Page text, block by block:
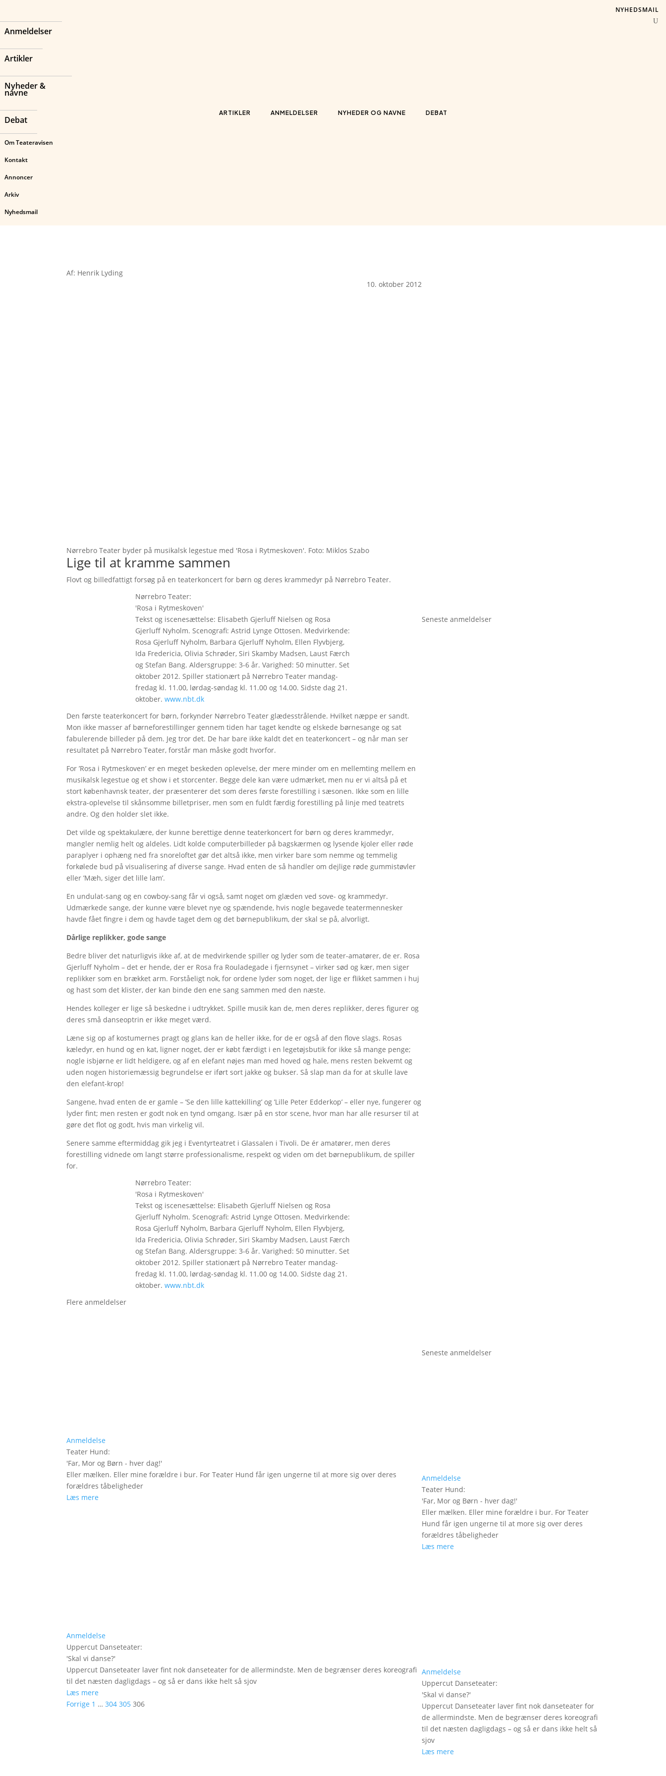
Anmeldelser
Artikler
Nyheder &
navne
Debat
Om Teateravisen
Kontakt
Annoncer
Arkiv
Nyhedsmail
ARTIKLER ANMELDELSER NYHEDER OG NAVNE DEBAT
NYHEDSMAIL
Af: Henrik Lyding
10. oktober 2012
Nørrebro Teater byder på musikalsk legestue med 'Rosa i Rytmeskoven'. Foto: Miklos Szabo
Lige til at kramme sammen
Flovt og billedfattigt forsøg på en teaterkoncert for børn og deres krammedyr på Nørrebro Teater.
Nørrebro Teater:
'Rosa i Rytmeskoven'
Tekst og iscenesættelse: Elisabeth Gjerluff Nielsen og Rosa
Gjerluff Nyholm. Scenografi: Astrid Lynge Ottosen. Medvirkende:
Rosa Gjerluff Nyholm, Barbara Gjerluff Nyholm, Ellen Flyvbjerg,
Ida Fredericia, Olivia Schrøder, Siri Skamby Madsen, Laust Færch
og Stefan Bang. Aldersgruppe: 3-6 år. Varighed: 50 minutter. Set
oktober 2012. Spiller stationært på Nørrebro Teater mandag-
fredag kl. 11.00, lørdag-søndag kl. 11.00 og 14.00. Sidste dag 21.
oktober. www.nbt.dk
Den første teaterkoncert for børn, forkynder Nørrebro Teater glædesstrålende. Hvilket næppe er sandt.
Mon ikke masser af børneforestillinger gennem tiden har taget kendte og elskede børnesange og sat
fabulerende billeder på dem. Jeg tror det. De har bare ikke kaldt det en teaterkoncert – og når man ser
resultatet på Nørrebro Teater, forstår man måske godt hvorfor.
For ’Rosa i Rytmeskoven’ er en meget beskeden oplevelse, der mere minder om en mellemting mellem en
musikalsk legestue og et show i et storcenter. Begge dele kan være udmærket, men nu er vi altså på et
stort københavnsk teater, der præsenterer det som deres første forestilling i sæsonen. Ikke som en lille
ekstra-oplevelse til skånsomme billetpriser, men som en fuldt færdig forestilling på linje med teatrets
andre. Og den holder slet ikke.
Det vilde og spektakulære, der kunne berettige denne teaterkoncert for børn og deres krammedyr,
mangler nemlig helt og aldeles. Lidt kolde computerbilleder på bagskærmen og lysende kjoler eller røde
paraplyer i ophæng ned fra snoreloftet gør det altså ikke, men virker bare som nemme og temmelig
forkølede bud på visualisering af diverse sange. Hvad enten de så handler om dejlige røde gummistøvler
eller ’Mæh, siger det lille lam’.
En undulat-sang og en cowboy-sang får vi også, samt noget om glæden ved sove- og krammedyr.
Udmærkede sange, der kunne være blevet nye og spændende, hvis nogle begavede teatermennesker
havde fået fingre i dem og havde taget dem og det børnepublikum, der skal se på, alvorligt.
Dårlige replikker, gode sange
Bedre bliver det naturligvis ikke af, at de medvirkende spiller og lyder som de teater-amatører, de er. Rosa
Gjerluff Nyholm – det er hende, der er Rosa fra Rouladegade i fjernsynet – virker sød og kær, men siger
replikker som en brækket arm. Forståeligt nok, for ordene lyder som noget, der lige er flikket sammen i huj
og hast som det klister, der kan binde den ene sang sammen med den næste.
Hendes kolleger er lige så beskedne i udtrykket. Spille musik kan de, men deres replikker, deres figurer og
deres små danseoptrin er ikke meget værd.
Læne sig op af kostumernes pragt og glans kan de heller ikke, for de er også af den flove slags. Rosas
kæledyr, en hund og en kat, ligner noget, der er købt færdigt i en legetøjsbutik for ikke så mange penge;
nogle isbjørne er lidt heldigere, og af en elefant nøjes man med hoved og hale, mens resten bekvemt og
uden nogen historiemæssig begrundelse er iført sort jakke og bukser. Så slap man da for at skulle lave
den elefant-krop!
Sangene, hvad enten de er gamle – ’Se den lille kattekilling’ og ’Lille Peter Edderkop’ – eller nye, fungerer og
lyder fint; men resten er godt nok en tynd omgang. Især på en stor scene, hvor man har alle resurser til at
gøre det flot og godt, hvis man virkelig vil.
Senere samme eftermiddag gik jeg i Eventyrteatret i Glassalen i Tivoli. De ér amatører, men deres
forestilling vidnede om langt større professionalisme, respekt og viden om det børnepublikum, de spiller
for.
Nørrebro Teater:
'Rosa i Rytmeskoven'
Tekst og iscenesættelse: Elisabeth Gjerluff Nielsen og Rosa
Gjerluff Nyholm. Scenografi: Astrid Lynge Ottosen. Medvirkende:
Rosa Gjerluff Nyholm, Barbara Gjerluff Nyholm, Ellen Flyvbjerg,
Ida Fredericia, Olivia Schrøder, Siri Skamby Madsen, Laust Færch
og Stefan Bang. Aldersgruppe: 3-6 år. Varighed: 50 minutter. Set
oktober 2012. Spiller stationært på Nørrebro Teater mandag-
fredag kl. 11.00, lørdag-søndag kl. 11.00 og 14.00. Sidste dag 21.
oktober. www.nbt.dk
Flere anmeldelser
Anmeldelse
Teater Hund:
'Far, Mor og Børn - hver dag!'
Eller mælken. Eller mine forældre i bur. For Teater Hund får igen ungerne til at more sig over deres
forældres tåbeligheder
Læs mere
Anmeldelse
Uppercut Danseteater:
'Skal vi danse?'
Uppercut Danseteater laver fint nok danseteater for de allermindste. Men de begrænser deres koreografi
til det næsten dagligdags – og så er dans ikke helt så sjov
Læs mere
Forrige 1 … 304 305 306
Seneste anmeldelser
Seneste anmeldelser
Anmeldelse
Teater Hund:
'Far, Mor og Børn - hver dag!'
Eller mælken. Eller mine forældre i bur. For Teater
Hund får igen ungerne til at more sig over deres
forældres tåbeligheder
Læs mere
Anmeldelse
Uppercut Danseteater:
'Skal vi danse?'
Uppercut Danseteater laver fint nok danseteater for
de allermindste. Men de begrænser deres koreografi
til det næsten dagligdags – og så er dans ikke helt så
sjov
Læs mere